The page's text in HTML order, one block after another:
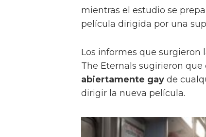
mientras el estudio se
película dirigida por una
Los informes que surgieron
The Eternals sugirieron
abiertamente gay de
dirigir la nueva película.